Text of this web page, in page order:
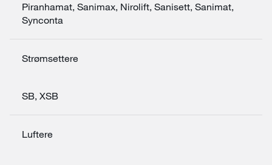
Piranhamat, Sanimax, Nirolift, Sanisett, Sanimat,
Synconta
Strømsettere
SB, XSB
Luftere